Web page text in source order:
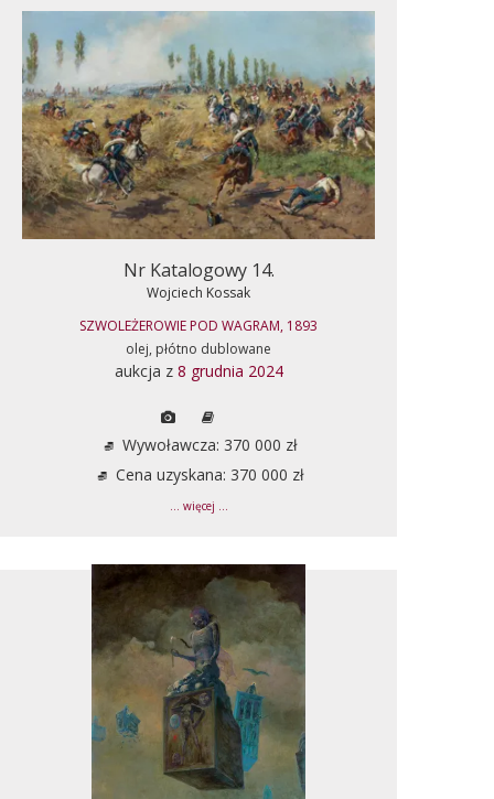
Nr Katalogowy 14.
Wojciech Kossak
SZWOLEŻEROWIE POD WAGRAM, 1893
olej, płótno dublowane
aukcja z 8 grudnia 2024
Wywoławcza: 370 000 zł
Cena uzyskana: 370 000 zł
... więcej ...